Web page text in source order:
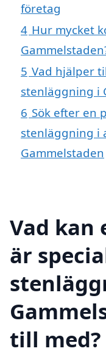
företag
4 Hur mycket
5 Vad hjälper
stenläggning i
6 Sök efter en
stenläggning i
Gammelstaden
Vad kan
är
till med?